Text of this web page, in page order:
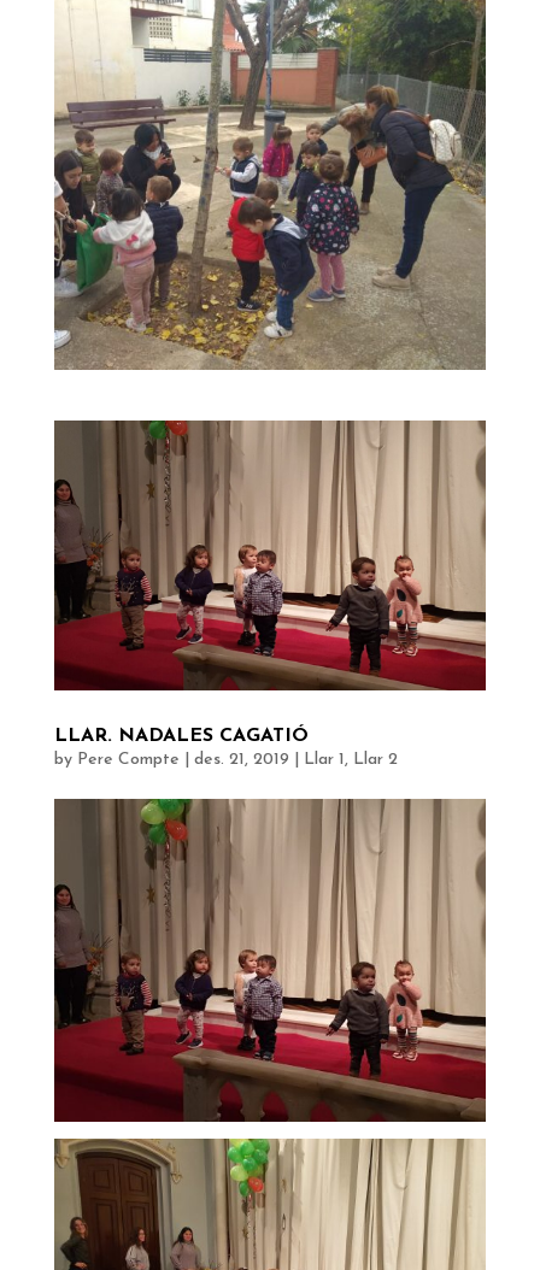
LLAR. NADALES CAGATIÓ
by Pere Compte des. 21, 2019 Llar 1 , Llar 2